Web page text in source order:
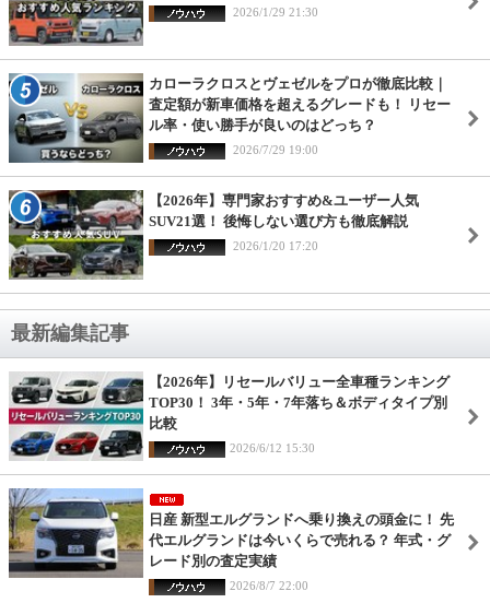
2026/1/29 21:30
カローラクロスとヴェゼルをプロが徹底比較｜
査定額が新車価格を超えるグレードも！ リセー
ル率・使い勝手が良いのはどっち？
2026/7/29 19:00
【2026年】専門家おすすめ&ユーザー人気
SUV21選！ 後悔しない選び方も徹底解説
2026/1/20 17:20
最新編集記事
【2026年】リセールバリュー全車種ランキング
TOP30！ 3年・5年・7年落ち＆ボディタイプ別
比較
2026/6/12 15:30
日産 新型エルグランドへ乗り換えの頭金に！ 先
代エルグランドは今いくらで売れる？ 年式・グ
レード別の査定実績
2026/8/7 22:00